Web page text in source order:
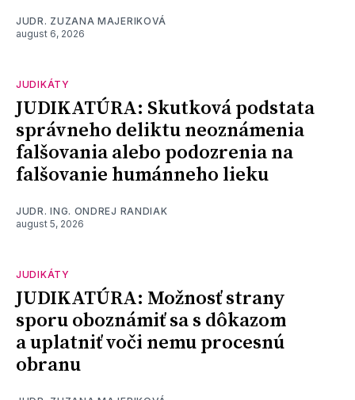
JUDR. ZUZANA MAJERIKOVÁ
august 6, 2026
JUDIKÁTY
JUDIKATÚRA: Skutková podstata
správneho deliktu neoznámenia
falšovania alebo podozrenia na
falšovanie humánneho lieku
JUDR. ING. ONDREJ RANDIAK
august 5, 2026
JUDIKÁTY
JUDIKATÚRA: Možnosť strany
sporu oboznámiť sa s dôkazom
a uplatniť voči nemu procesnú
obranu